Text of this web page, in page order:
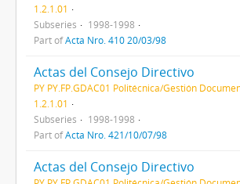
1.2.1.01
Subseries
1998-1998
Part ofActa Nro. 410 20/03/98
Actas del Consejo Directivo
PY PY.FP.GDAC01 Politécnica/Gestión
1.2.1.01
Subseries
1998-1998
Part ofActa Nro. 421/10/07/98
Actas del Consejo Directivo